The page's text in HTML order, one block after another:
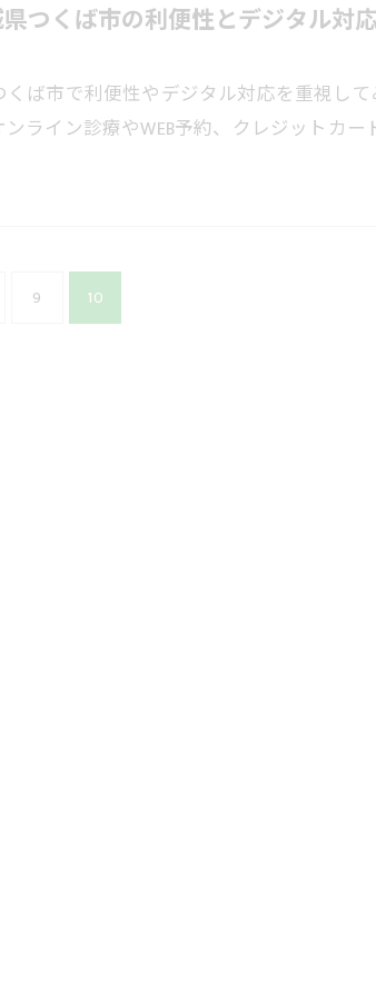
つくば市の利便性とデジタル対
ば市で利便性やデジタル対応を重視し
ライン診療やWEB予約、クレジットカー
9 10